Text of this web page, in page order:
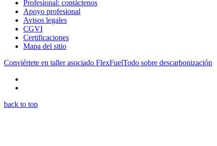
Profesional: contáctenos
Apoyo profesional
Avisos legales
CGVI
Certificaciones
Mapa del sitio
Conviértete en taller asociado FlexFuelTodo sobre descarbonización
back to top